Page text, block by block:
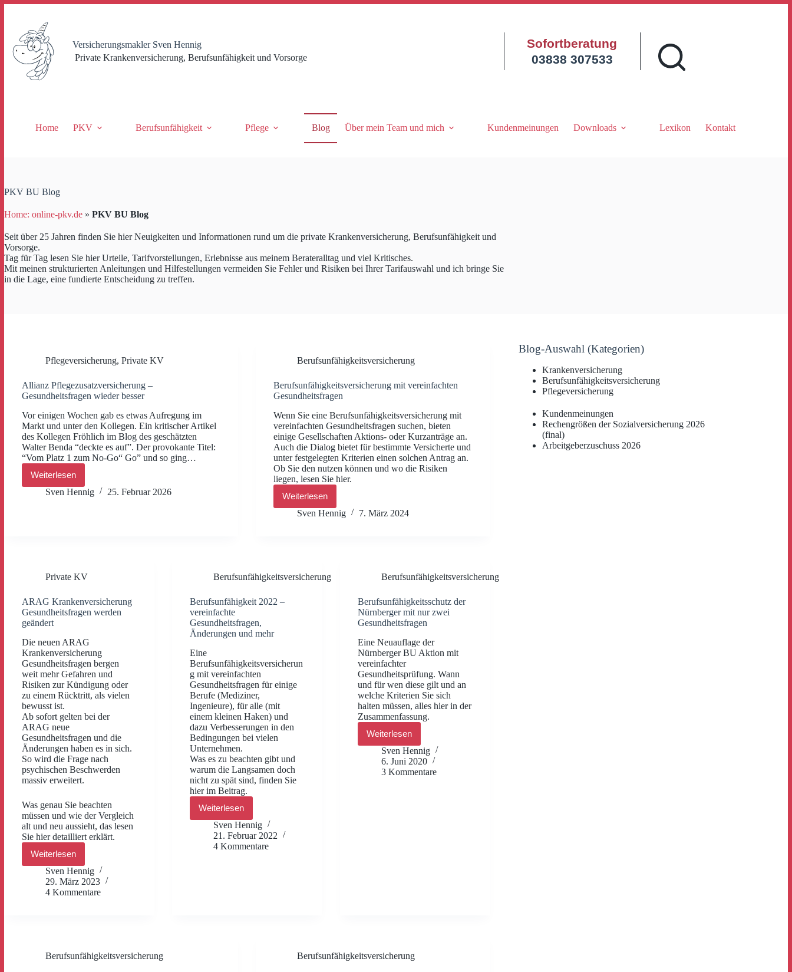
springen
Versicherungsmakler Sven Hennig
Private Krankenversicherung, Berufsunfähigkeit und Vorsorge
Sofortberatung
03838 307533
Home PKV Berufsunfähigkeit Pflege Blog Über mein Team und mich Kundenmeinungen Downloads Lexikon Kontakt
PKV BU Blog
Home: online-pkv.de » PKV BU Blog
Seit über 25 Jahren finden Sie hier Neuigkeiten und Informationen rund um die private Krankenversicherung, Berufsunfähigkeit und
Vorsorge.
Tag für Tag lesen Sie hier Urteile, Tarifvorstellungen, Erlebnisse aus meinem Berateralltag und viel Kritisches.
Mit meinen strukturierten Anleitungen und Hilfestellungen vermeiden Sie Fehler und Risiken bei Ihrer Tarifauswahl und ich bringe Sie
in die Lage, eine fundierte Entscheidung zu treffen.
Pflegeversicherung, Private KV
Allianz Pflegezusatzversicherung –
Gesundheitsfragen wieder besser
Vor einigen Wochen gab es etwas Aufregung im
Markt und unter den Kollegen. Ein kritischer Artikel
des Kollegen Fröhlich im Blog des geschätzten
Walter Benda “deckte es auf”. Der provokante Titel:
“Vom Platz 1 zum No-Go“ Go” und so ging…
Weiterlesen
Allianz
Pflegezusatzversicherung –
Gesundheitsfragen
Sven Hennig 25. Februar 2026
Berufsunfähigkeitsversicherung
Berufsunfähigkeitsversicherung mit vereinfachten
Gesundheitsfragen
Wenn Sie eine Berufsunfähigkeitsversicherung mit
vereinfachten Gesundheitsfragen suchen, bieten
einige Gesellschaften Aktions- oder Kurzanträge an.
Auch die Dialog bietet für bestimmte Versicherte und
unter festgelegten Kriterien einen solchen Antrag an.
Ob Sie den nutzen können und wo die Risiken
liegen, lesen Sie hier.
WeiterlesenBerufsunfähigkeitsversicherung
mit
vereinfachten
Sven Hennig 7. März 2024
Private KV
ARAG Krankenversicherung
Gesundheitsfragen werden
geändert
Die neuen ARAG
Krankenversicherung
Gesundheitsfragen bergen
weit mehr Gefahren und
Risiken zur Kündigung oder
zu einem Rücktritt, als vielen
bewusst ist.
Ab sofort gelten bei der
ARAG neue
Gesundheitsfragen und die
Änderungen haben es in sich.
So wird die Frage nach
psychischen Beschwerden
massiv erweitert.
Was genau Sie beachten
müssen und wie der Vergleich
alt und neu aussieht, das lesen
Sie hier detailliert erklärt.
Weiterlesen
ARAG
Krankenversicherung
Gesundheitsfragen
werden
geändert
Sven Hennig
29. März 2023
4 Kommentare
Berufsunfähigkeitsversicherung
Berufsunfähigkeit 2022 –
vereinfachte
Gesundheitsfragen,
Änderungen und mehr
Eine
Berufsunfähigkeitsversicherun
g mit vereinfachten
Gesundheitsfragen für einige
Berufe (Mediziner,
Ingenieure), für alle (mit
einem kleinen Haken) und
dazu Verbesserungen in den
Bedingungen bei vielen
Unternehmen.
Was es zu beachten gibt und
warum die Langsamen doch
nicht zu spät sind, finden Sie
hier im Beitrag.
WeiterlesenBerufsunfähigkeit
2022
–
vereinfachte
Gesundheitsfragen,
Sven Hennig
21. Februar 2022
4 Kommentare
Berufsunfähigkeitsversicherung
Berufsunfähigkeitsschutz der
Nürnberger mit nur zwei
Gesundheitsfragen
Eine Neuauflage der
Nürnberger BU Aktion mit
vereinfachter
Gesundheitsprüfung. Wann
und für wen diese gilt und an
welche Kriterien Sie sich
halten müssen, alles hier in der
Zusammenfassung.
WeiterlesenBerufsunfähigkeitsschutz
der
Nürnberger
mit
nur
Sven Hennig
6. Juni 2020
3 Kommentare
Berufsunfähigkeitsversicherung Berufsunfähigkeitsversicherung
Blog-Auswahl (Kategorien)
Krankenversicherung
Berufsunfähigkeitsversicherung
Pflegeversicherung
Kundenmeinungen
Rechengrößen der Sozialversicherung 2026
(final)
Arbeitgeberzuschuss 2026